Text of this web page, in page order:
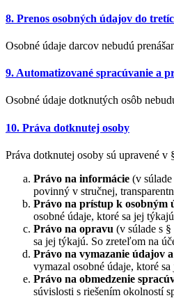
8. Prenos osobných údajov do
Osobné údaje darcov nebudú
9. Automatizované spracúvanie a
Osobné údaje dotknutých osôb
10. Práva dotknutej osoby
Práva dotknutej osoby sú upravené v
Právo na informácie (v
povinný v stručnej,
Právo na prístup k osobným
osobné údaje, ktoré sa jej
Právo na opravu (v súlade s
sa jej týkajú. So zreteľom na
Právo na vymazanie údajov
vymazal osobné údaje, ktoré
Právo na obmedzenie
súvislosti s riešením okolností